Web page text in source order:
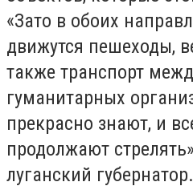
«Зато в обоих
движутся пешеходы,
также транспорт
гуманитарных
прекрасно знают, и
продолжают
луганский губернатор.